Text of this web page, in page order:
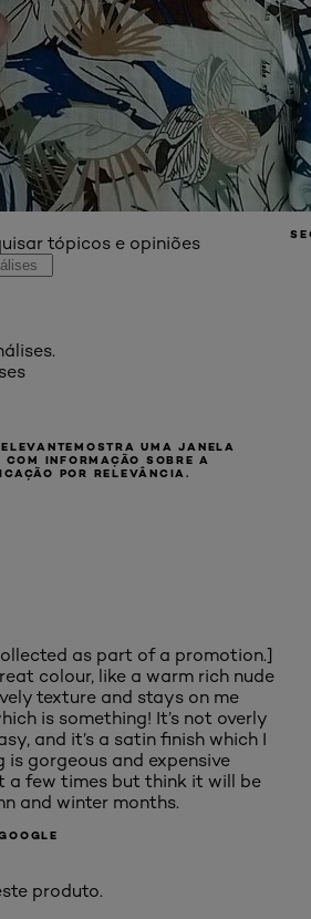
tópicos e opiniões
MOSTRA UMA JANELA
COM INFORMAÇÃO SOBRE A
POR RELEVÂNCIA.
as part of a promotion.]
colour, like a warm rich nude
texture and stays on me
is something! It’s not overly
and it’s a satin finish which I
is gorgeous and expensive
a few times but think it will be
and winter months.
produto.